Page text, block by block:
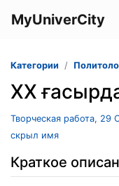
MyUniverCity
Категории
XX
Творческая работа, 29
скрыл имя
Краткое